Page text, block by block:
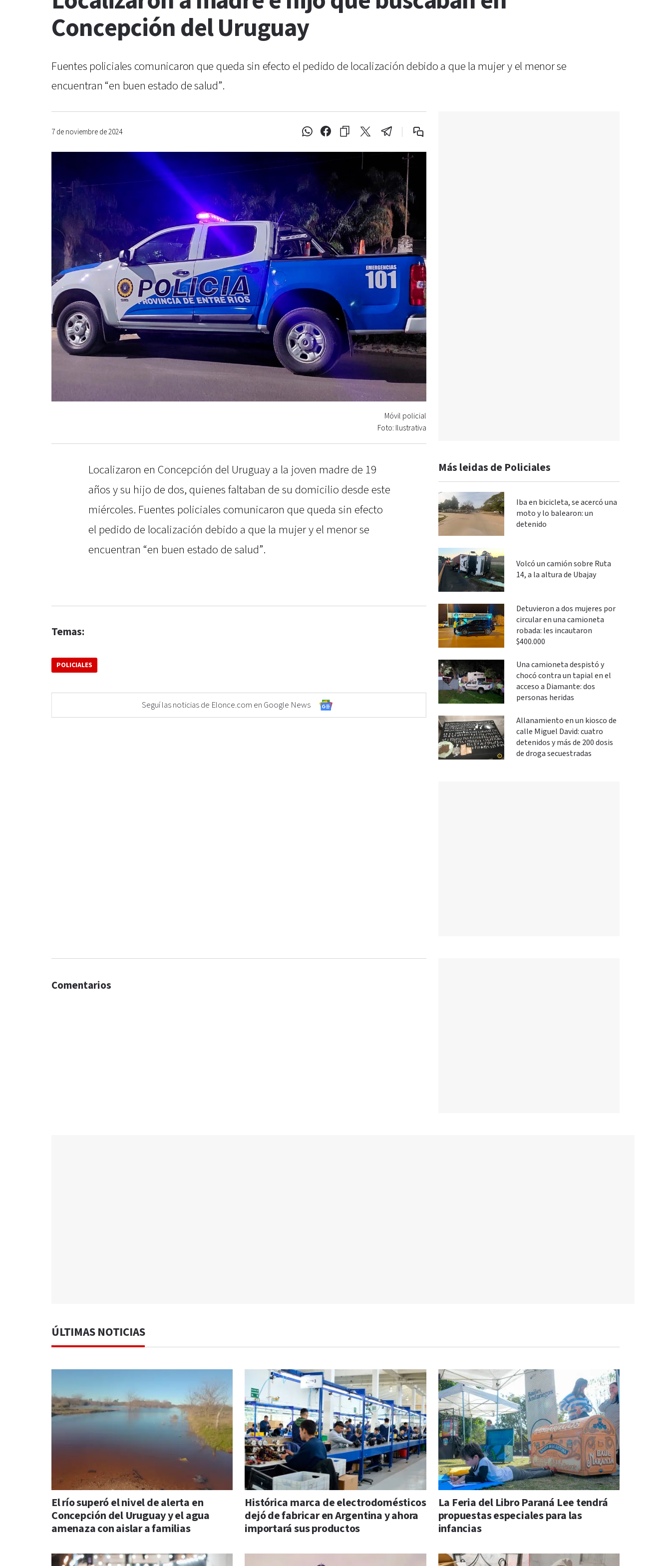
Concepción del Uruguay
Fuentes policiales comunicaron que queda sin efecto el pedido de localización debido a que la mujer y el menor se
encuentran “en buen estado de salud”.
7 de noviembre de 2024
Móvil policial
Foto: Ilustrativa
Localizaron en Concepción del Uruguay a la joven madre de 19
años y su hijo de dos, quienes faltaban de su domicilio desde este
miércoles. Fuentes policiales comunicaron que queda sin efecto
el pedido de localización debido a que la mujer y el menor se
encuentran “en buen estado de salud”.
Temas:
POLICIALES
Seguí las noticias de Elonce.com en Google News
Más leidas de Policiales
Iba en bicicleta, se acercó una
moto y lo balearon: un
detenido
Volcó un camión sobre Ruta
14, a la altura de Ubajay
Detuvieron a dos mujeres por
circular en una camioneta
robada: les incautaron
$400.000
Una camioneta despistó y
chocó contra un tapial en el
acceso a Diamante: dos
personas heridas
Allanamiento en un kiosco de
calle Miguel David: cuatro
detenidos y más de 200 dosis
de droga secuestradas
Comentarios
ÚLTIMAS NOTICIAS
El río superó el nivel de alerta en
Concepción del Uruguay y el agua
amenaza con aislar a familias
Histórica marca de electrodomésticos
dejó de fabricar en Argentina y ahora
importará sus productos
La Feria del Libro Paraná Lee tendrá
propuestas especiales para las
infancias